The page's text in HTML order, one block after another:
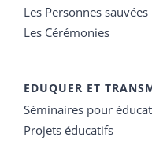
Les Personnes sauvées
Les Cérémonies
EDUQUER ET
Séminaires pour
Projets éducatifs